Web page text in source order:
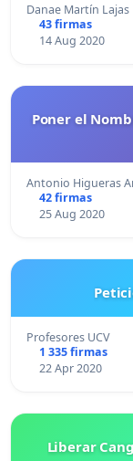
Danae Martín Lajas
43 firmas
14 Aug 2020
Poner el
Antonio Higueras
42 firmas
25 Aug 2020
Profesores UCV
1 335 firmas
22 Apr 2020
Liberar